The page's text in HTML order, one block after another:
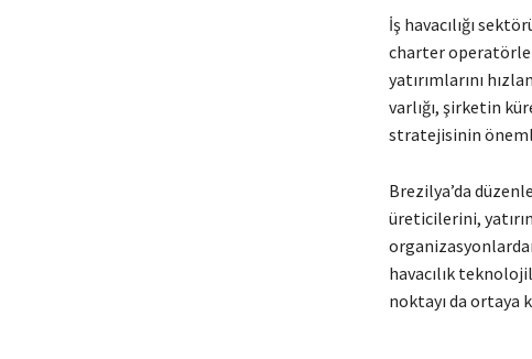
İş havacılığı
charter
yatırımlarını
varlığı, şirketin
stratejisinin
Brezilya’da
üreticilerini,
havacılık
noktayı da ortaya